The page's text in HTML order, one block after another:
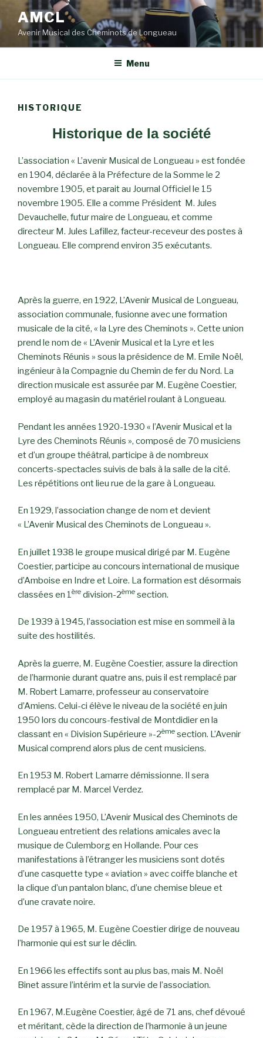
au
contenu
principal
AMCL
Avenir Musical des Cheminots de Longueau
Menu
HISTORIQUE
Historique de la société
L’association « L’avenir Musical de Longueau » est fondée
en 1904, déclarée à la Préfecture de la Somme le 2
novembre 1905, et parait au Journal Officiel le 15
novembre 1905. Elle a comme Président M. Jules
Devauchelle, futur maire de Longueau, et comme
directeur M. Jules Lafillez, facteur-receveur des postes à
Longueau. Elle comprend environ 35 exécutants.
Après la guerre, en 1922, L’Avenir Musical de Longueau,
association communale, fusionne avec une formation
musicale de la cité, « la Lyre des Cheminots ». Cette union
prend le nom de « L’Avenir Musical et la Lyre et les
Cheminots Réunis » sous la présidence de M. Emile Noël,
ingénieur à la Compagnie du Chemin de fer du Nord. La
direction musicale est assurée par M. Eugène Coestier,
employé au magasin du matériel roulant à Longueau.
Pendant les années 1920-1930 « l’Avenir Musical et la
Lyre des Cheminots Réunis », composé de 70 musiciens
et d’un groupe théâtral, participe à de nombreux
concerts-spectacles suivis de bals à la salle de la cité.
Les répétitions ont lieu rue de la gare à Longueau.
En 1929, l’association change de nom et devient
« L’Avenir Musical des Cheminots de Longueau ».
En juillet 1938 le groupe musical dirigé par M. Eugène
Coestier, participe au concours international de musique
d’Amboise en Indre et Loire. La formation est désormais
classées en 1 ère division-2ème section.
De 1939 à 1945, l’association est mise en sommeil à la
suite des hostilités.
Après la guerre, M. Eugène Coestier, assure la direction
de l’harmonie durant quatre ans, puis il est remplacé par
M. Robert Lamarre, professeur au conservatoire
d’Amiens. Celui-ci élève le niveau de la société en juin
1950 lors du concours-festival de Montdidier en la
classant en « Division Supérieure »-2ème section. L’Avenir
Musical comprend alors plus de cent musiciens.
En 1953 M. Robert Lamarre démissionne. Il sera
remplacé par M. Marcel Verdez.
En les années 1950, L’Avenir Musical des Cheminots de
Longueau entretient des relations amicales avec la
musique de Culemborg en Hollande. Pour ces
manifestations à l’étranger les musiciens sont dotés
d’une casquette type « aviation » avec coiffe blanche et
la clique d’un pantalon blanc, d’une chemise bleue et
d’une cravate noire.
De 1957 à 1965, M. Eugène Coestier dirige de nouveau
l’harmonie qui est sur le déclin.
En 1966 les effectifs sont au plus bas, mais M. Noël
Binet assure l’intérim et la survie de l’association.
En 1967, M.Eugène Coestier, âgé de 71 ans, chef dévoué
et méritant, cède la direction de l’harmonie à un jeune